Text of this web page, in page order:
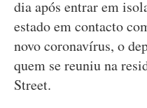
dia após entrar em
estado em contacto
novo coronavírus, o
quem se reuniu na
Street.